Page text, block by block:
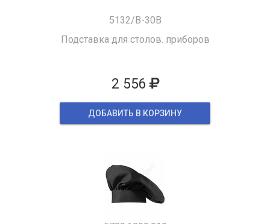
5132/B-30B
Подставка для столов. приборов
2 556
ДОБАВИТЬ В КОРЗИНУ